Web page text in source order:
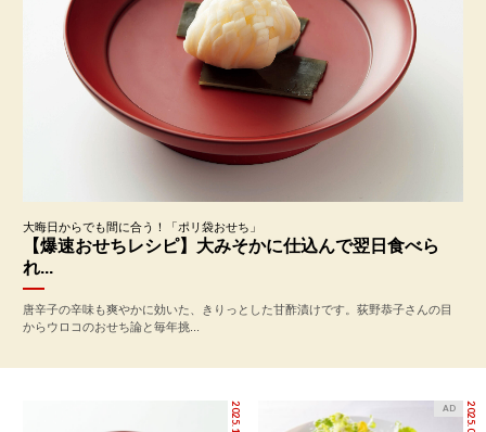
大晦日からでも間に合う！「ポリ袋おせち」
【爆速おせちレシピ】大みそかに仕込んで翌日食べら
れ...
唐辛子の辛味も爽やかに効いた、きりっとした甘酢漬けです。荻野恭子さんの目
からウロコのおせち論と毎年挑...
AD